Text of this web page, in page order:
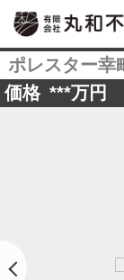
ポレスター幸
価格 ***万円